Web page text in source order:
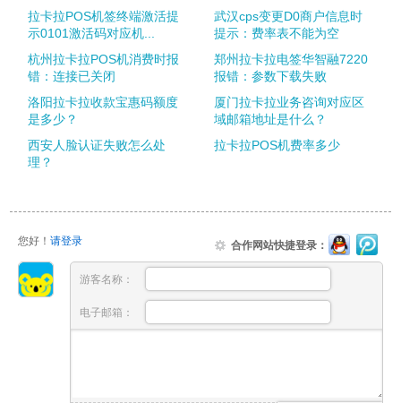
拉卡拉POS机签终端激活提
示0101激活码对应机...
武汉cps变更D0商户信息时
提示：费率表不能为空
杭州拉卡拉POS机消费时报
错：连接已关闭
郑州拉卡拉电签华智融7220
报错：参数下载失败
洛阳拉卡拉收款宝惠码额度
是多少？
厦门拉卡拉业务咨询对应区
域邮箱地址是什么？
西安人脸认证失败怎么处
理？
拉卡拉POS机费率多少
您好！ 请登录 合作网站快捷登录：
游客名称：
电子邮箱：